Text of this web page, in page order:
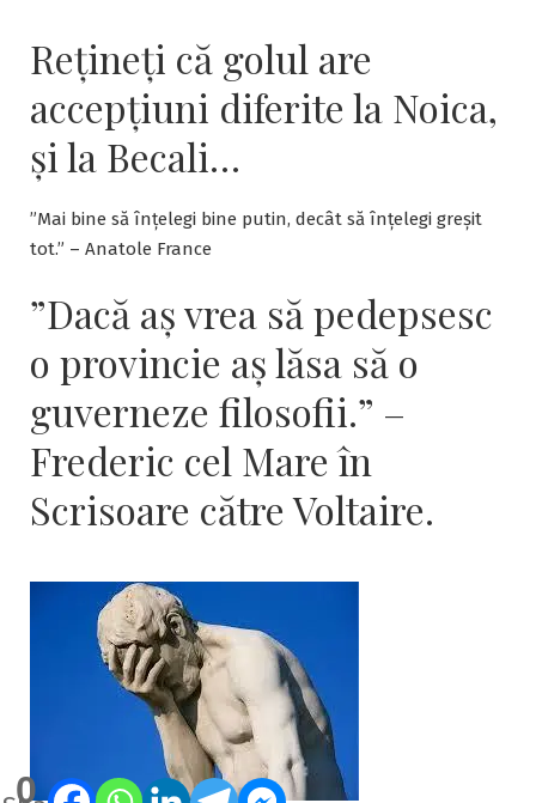
0
Rețineți că golul are
accepțiuni diferite la Noica,
și la Becali…
”Mai bine să înțelegi bine putin, decât să înțelegi greșit
tot.” – Anatole France
”Dacă aş vrea să pedepsesc
o provincie aş lăsa să o
guverneze filosofii.” –
Frederic cel Mare în
Scrisoare către Voltaire.